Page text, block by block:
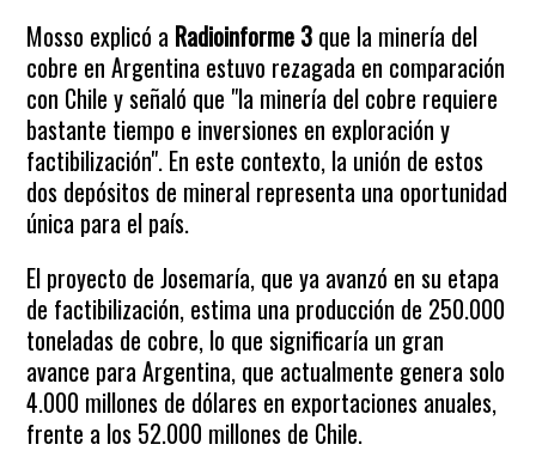
Mosso explicó a Radioinforme 3 que la minería del
cobre en Argentina estuvo rezagada en comparación
con Chile y señaló que "la minería del cobre requiere
bastante tiempo e inversiones en exploración y
factibilización". En este contexto, la unión de estos
dos depósitos de mineral representa una oportunidad
única para el país.
El proyecto de Josemaría, que ya avanzó en su etapa
de factibilización, estima una producción de 250.000
toneladas de cobre, lo que significaría un gran
avance para Argentina, que actualmente genera solo
4.000 millones de dólares en exportaciones anuales,
frente a los 52.000 millones de Chile.